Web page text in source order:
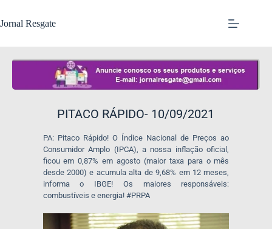
Jornal Resgate
PITACO RÁPIDO- 10/09/2021
PA: Pitaco Rápido! O Índice Nacional de Preços ao
Consumidor Amplo (IPCA), a nossa inflação oficial,
ficou em 0,87% em agosto (maior taxa para o mês
desde 2000) e acumula alta de 9,68% em 12 meses,
informa o IBGE! Os maiores responsáveis:
combustíveis e energia! #PRPA